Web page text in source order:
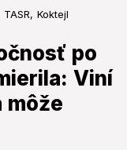
TASR, Koktejl
po
Viní
môže
po
Viní